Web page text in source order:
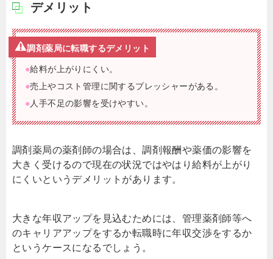
デメリット
調剤薬局に転職するデメリット
●給料が上がりにくい。
●売上やコスト管理に関するプレッシャーがある。
● 人手不足の影響を受けやすい。
調剤薬局の薬剤師の場合は、調剤報酬や薬価の影響を
大きく受けるので現在の状況ではやはり給料が上がり
にくいというデメリットがあります。
大きな年収アップを見込むためには、管理薬剤師等へ
のキャリアアップをするか転職時に年収交渉をするか
というケースになるでしょう。